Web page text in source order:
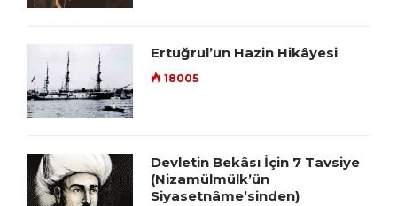
Ertuğrul’un Hazin Hikâyesi
18005
Devletin Bekâsı İçin 7 Tavsiye
(Nizamülmülk’ün
Siyasetnâme’sinden)